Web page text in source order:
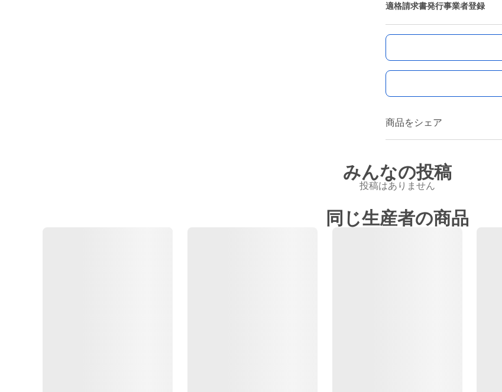
適格請求書発行事業者登録
商品をシェア
みんなの投稿
投稿はありません
同じ生産者の商品